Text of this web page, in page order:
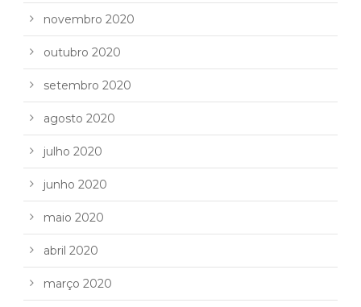
novembro 2020
outubro 2020
setembro 2020
agosto 2020
julho 2020
junho 2020
maio 2020
abril 2020
março 2020